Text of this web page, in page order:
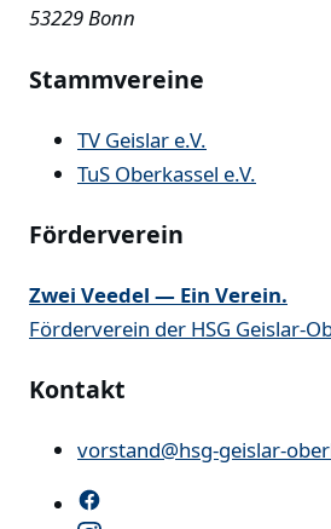
53229 Bonn
Stammvereine
TV Geislar e.V.
TuS Oberkassel e.V.
Förderverein
Zwei Veedel — Ein Verein.
Förderverein der HSG Geislar-
Kontakt
vorstand@hsg-geislar-